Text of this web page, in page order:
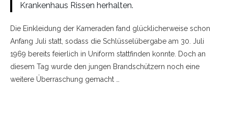
Krankenhaus Rissen herhalten.
Die Einkleidung der Kameraden fand glücklicherweise schon
Anfang Juli statt, sodass die Schlüsselübergabe am 30. Juli
1969 bereits feierlich in Uniform stattfinden konnte. Doch an
diesem Tag wurde den jungen Brandschützern noch eine
weitere Überraschung gemacht …